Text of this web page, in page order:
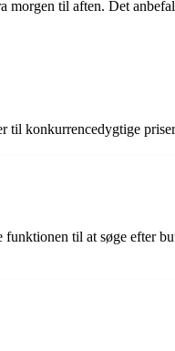
til aften. Det
konkurrencedygtige
til at søge efter